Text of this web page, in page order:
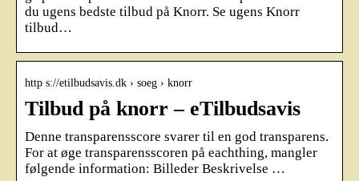
du ugens bedste tilbud på Knorr. Se ugens Knorr
tilbud…
http s://etilbudsavis.dk › soeg › knorr
Tilbud på knorr – eTilbudsavis
Denne transparensscore svarer til en god transparens.
For at øge transparensscoren på eachthing, mangler
følgende information: Billeder Beskrivelse …